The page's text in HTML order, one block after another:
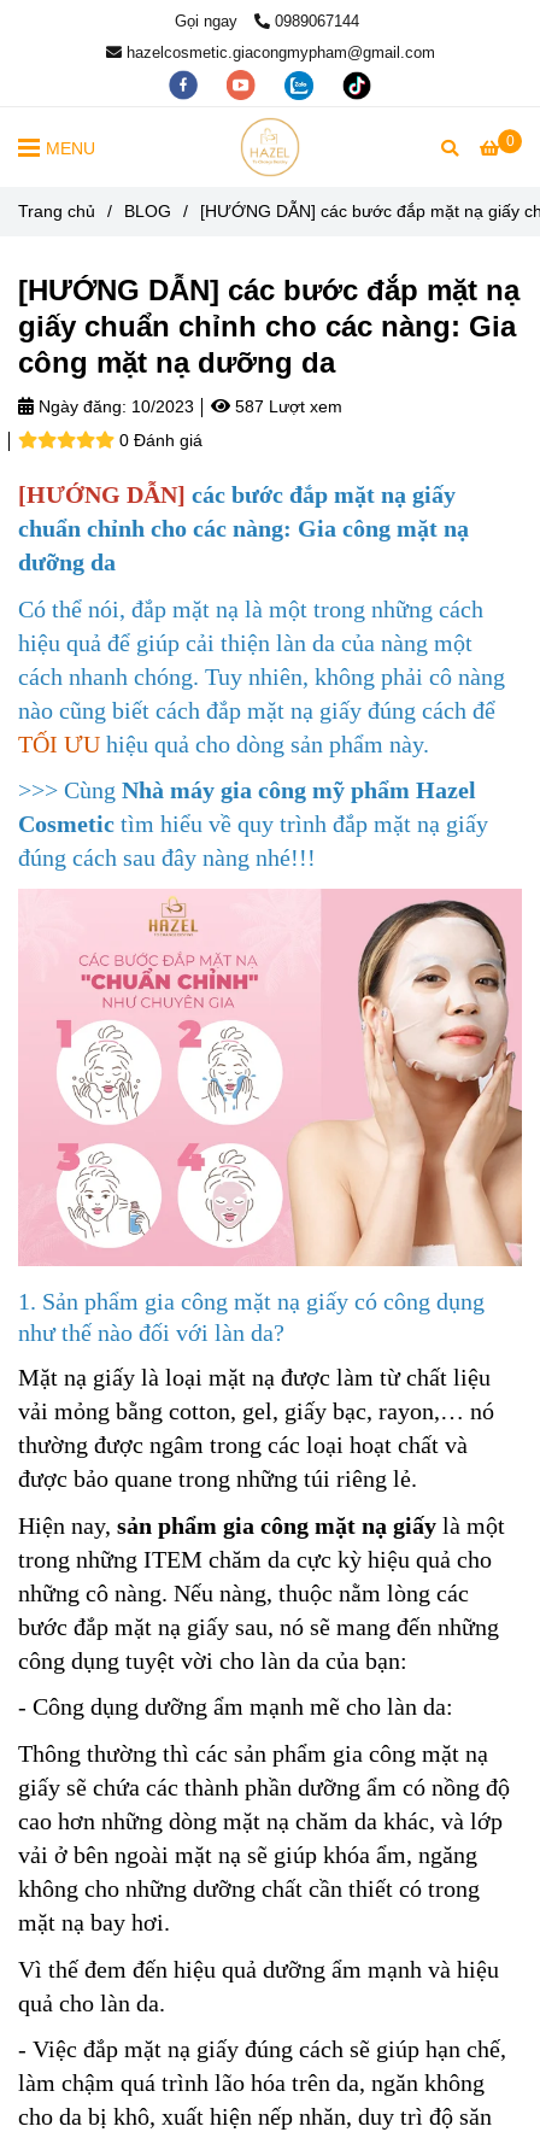
Gọi ngay
0989067144
hazelcosmetic.giacongmypham@gmail.com
0
MENU
Trang chủ / BLOG / [HƯỚNG DẪN] các bước đắp mặt nạ giấy
[HƯỚNG DẪN] các bước đắp mặt nạ
giấy chuẩn chỉnh cho các nàng: Gia
công mặt nạ dưỡng da
Ngày đăng: 10/2023
587 Lượt xem
0 Đánh giá
[HƯỚNG DẪN] các bước đắp mặt nạ giấy
chuẩn chỉnh cho các nàng: Gia công mặt nạ
dưỡng da
Có thể nói, đắp mặt nạ là một trong những cách
hiệu quả để giúp cải thiện làn da của nàng một
cách nhanh chóng. Tuy nhiên, không phải cô nàng
nào cũng biết cách đắp mặt nạ giấy đúng cách để
TỐI ƯU hiệu quả cho dòng sản phẩm này.
>>> Cùng Nhà máy gia công mỹ phẩm Hazel
Cosmetic tìm hiểu về quy trình đắp mặt nạ giấy
đúng cách sau đây nàng nhé!!!
1. Sản phẩm gia công mặt nạ giấy có công dụng
như thế nào đối với làn da?
Mặt nạ giấy là loại mặt nạ được làm từ chất liệu
vải mỏng bằng cotton, gel, giấy bạc, rayon,… nó
thường được ngâm trong các loại hoạt chất và
được bảo quane trong những túi riêng lẻ.
Hiện nay, sản phẩm gia công mặt nạ giấy là một
trong những ITEM chăm da cực kỳ hiệu quả cho
những cô nàng. Nếu nàng, thuộc nằm lòng các
bước đắp mặt nạ giấy sau, nó sẽ mang đến những
công dụng tuyệt vời cho làn da của bạn:
- Công dụng dưỡng ẩm mạnh mẽ cho làn da:
Thông thường thì các sản phẩm gia công mặt nạ
giấy sẽ chứa các thành phần dưỡng ẩm có nồng độ
cao hơn những dòng mặt nạ chăm da khác, và lớp
vải ở bên ngoài mặt nạ sẽ giúp khóa ẩm, ngăng
không cho những dưỡng chất cần thiết có trong
mặt nạ bay hơi.
Vì thế đem đến hiệu quả dưỡng ẩm mạnh và hiệu
quả cho làn da.
- Việc đắp mặt nạ giấy đúng cách sẽ giúp hạn chế,
làm chậm quá trình lão hóa trên da, ngăn không
cho da bị khô, xuất hiện nếp nhăn, duy trì độ săn